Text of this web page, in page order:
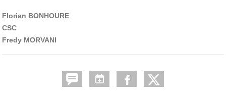
Florian BONHOURE
CSC
Fredy MORVANI